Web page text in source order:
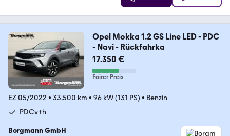
Opel Mokka 1.2 GS Line LED - PDC
- Navi - Rückfahrka
17.350 €
Fairer Preis
EZ 05/2022 • 33.500 km • 96 kW (131 PS) • Benzin
PDCv+h
Borgmann GmbH